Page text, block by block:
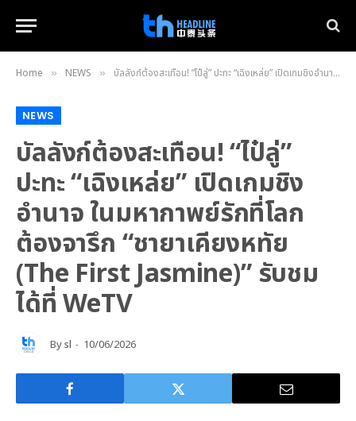
Home » NEWS » บัลลังก์ต้องสะเทือน! “ไป๋ลู่” ปะทะ “เฉิงเหล่ย” เปิดเกมชิงอำนาจ ในมหากาพย์รักที่โลกต้องจารึก “ชายาเคียงหทัย (The First Jasmine)” รับชมได้ที่ WeTV
NEWS
บัลลังก์ต้องสะเทือน! “ไป๋ลู่”
ปะทะ “เฉิงเหล่ย” เปิดเกมชิง
อำนาจ ในมหากาพย์รักที่โลก
ต้องจารึก “ชายาเคียงหทัย
(The First Jasmine)” รับชม
ได้ที่ WeTV
Bysl 10/06/2026